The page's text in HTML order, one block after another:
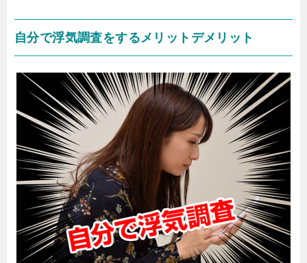
自分で浮気調査をするメリットデメリット